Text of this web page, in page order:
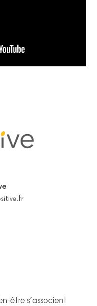
être s’associent